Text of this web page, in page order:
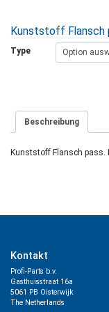
Kunststoff Flansch
Type
Beschreibung
Kunststoff Flansch pass.
Kontakt
Profi-Parts b.v.
Gasthuisstraat 16a
5061 PB Oisterwijk
The Netherlands